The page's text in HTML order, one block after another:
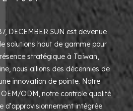
DECEMBER SUN est devenue
solutions haut de gamme pour
stratégique à Taïwan,
nous allions des décennies de
innovation de pointe. Notre
ODM, notre contrôle qualité
d'approvisionnement intégrée